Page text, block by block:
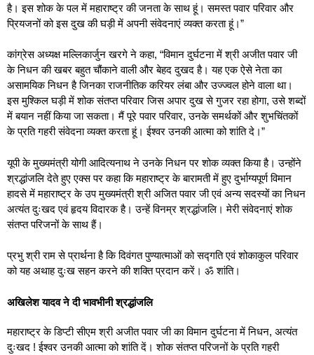
है। इस शोक के पल में महाराष्ट्र की जनता के साथ हूं। समस्त पवार परिवार और
प्रियजनों को इस दुख की घड़ी में अपनी संवेदनाएं व्यक्त करता हूं।”
कांग्रेस अध्यक्ष मल्लिकार्जुन खरगे ने कहा, “विमान दुर्घटना में श्री अजीत पवार जी
के निधन की खबर बहुत चौंकाने वाली और बेहद दुखद है। यह एक ऐसे नेता का
असामयिक निधन है जिनका राजनीतिक करियर लंबा और उज्ज्वल होने वाला था।
इस मुश्किल घड़ी में शोक संतप्त परिवार जिस अपार दुख से गुजर रहा होगा, उसे शब्दों
में बयान नहीं किया जा सकता। मैं पूरे पवार परिवार, उनके समर्थकों और शुभचिंतकों
के प्रति गहरी संवेदना व्यक्त करता हूं। ईश्वर उनकी आत्मा को शांति दे।”
यूपी के मुख्यमंत्री योगी आदित्यनाथ ने उनके निधन पर शोक व्यक्त किया है। उन्होंने
श्रद्धांजलि देते हुए एक्स पर कहा कि महाराष्ट्र के बारामती में हुए दुर्भाग्यपूर्ण विमान
हादसे में महाराष्ट्र के उप मुख्यमंत्री श्री अजित पवार जी एवं अन्य सदस्यों का निधन
अत्यंत दुःखद एवं हृदय विदारक है। उन्हें विनम्र श्रद्धांजलि। मेरी संवेदनाएं शोक
संतप्त परिजनों के साथ हैं।
प्रभु श्री राम से प्रार्थना है कि दिवंगत पुण्यात्माओं को सद्गति एवं शोकाकुल परिवार
को यह अथाह दुःख सहन करने की शक्ति प्रदान करें। ॐ शांति।
अखिलेश यादव ने दी भावभीनी श्रद्धांजलि
महाराष्ट्र के डिप्टी सीएम श्री अजीत पवार जी का विमान दुर्घटना में निधन, अत्यंत
दुःखद ! ईश्वर उनकी आत्मा को शांति दें। शोक संतप्त परिजनों के प्रति गहरी